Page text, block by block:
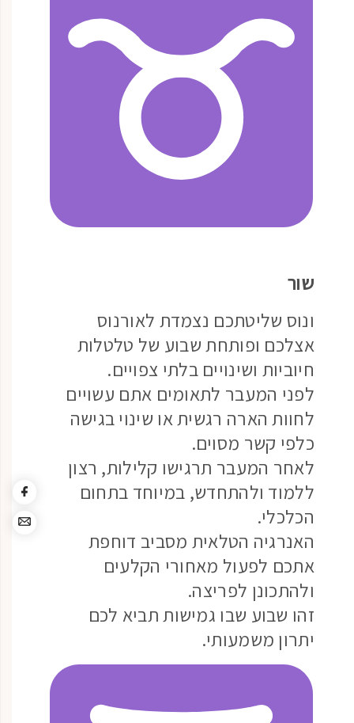
שור
ונוס שליטתכם נצמדת לאורנוס
אצלכם ופותחת שבוע של טלטלות
חיוביות ושינויים בלתי צפויים.
לפני המעבר לתאומים אתם עשויים
לחוות הארה רגשית או שינוי בגישה
כלפי קשר מסוים.
לאחר המעבר תרגישו קלילות, רצון
ללמוד ולהתחדש, במיוחד בתחום
הכלכלי.
האנרגיה הטלאית מסביב דוחפת
אתכם לפעול מאחורי הקלעים
ולהתכונן לפריצה.
זהו שבוע שבו גמישות תביא לכם
יתרון משמעותי.